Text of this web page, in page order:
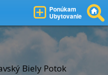
Ponúkam
Ubytovanie
Biely Potok